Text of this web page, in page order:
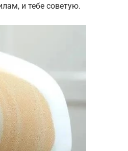
и тебе советую.